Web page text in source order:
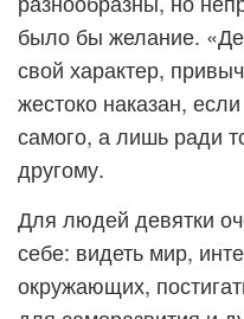
было бы желание.
свой характер,
жестоко наказан,
самого, а лишь ради
другому.
Для людей девятки
себе: видеть мир,
окружающих,